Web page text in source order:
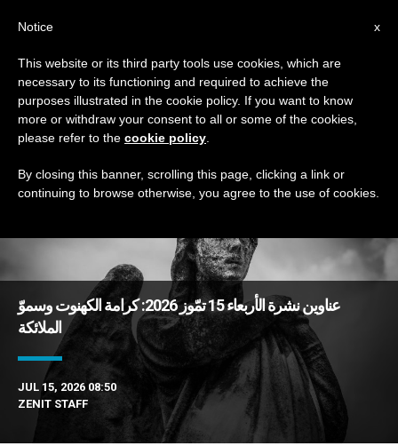
TAG
Posts Tagged ‘دعوة’
DERNIÈRES NOUVELLES
عناوين نشرة الأربعاء 15 تمّوز 2026: كرامة الكهنوت وسموّ
الملائكة
JUL 15, 2026 08:50
ZENIT STAFF
x
Notice
This website or its third party tools use cookies, which are
necessary to its functioning and required to achieve the
purposes illustrated in the cookie policy. If you want to know
more or withdraw your consent to all or some of the cookies,
please refer to the cookie policy
By closing this banner, scrolling this page, clicking a link or
continuing to browse otherwise, you agree to the use of cookies.